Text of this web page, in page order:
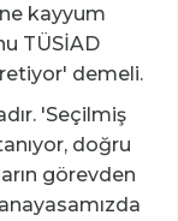
kayyum
TÜSİAD
demeli.
'Seçilmiş
doğru
görevden